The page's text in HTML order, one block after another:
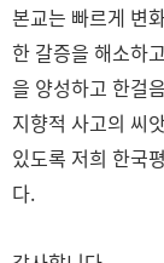
본교는 빠르게 변
한 갈증을 해소하
을 양성하고 한걸
지향적 사고의 씨
있도록 저희 한국
다.